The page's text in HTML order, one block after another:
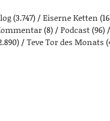
(3.747) Eiserne Ketten
(8) Podcast(96)
Teve Tor des Monats